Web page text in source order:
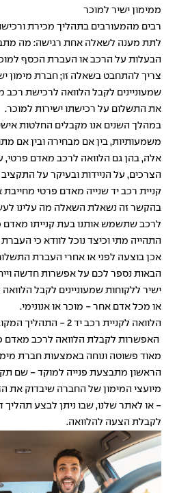
ממימון ישיר למוכר
לתת מענה לשאלה אחת רגישה: מה
הבעלות על הרכב או העברת הכסף
צריך להתחבט בשאלה זו; חברת מימון
שמעוניינים לקבל הלוואה לרכישת
את התשלום על רכישתו ישירות למוכר.
במהלך השנים אנו מקבלים החלטות
משמעותיות, בין אם מבחירה ובין אם
אלה, בהן גם הלוואה לרכב מאדם פרטי,
הצרכים, על הניידות ובעיקר על
קניית רכב יד שנייה מאדם פרטי מחייבת
בהקשר זה נשאלת השאלה מה עלינו
לרכב שתשמש אותנו בעת קנייתו מאדם
התהייה מתי וכיצד נוכל לוודא כי
אכן בוצעה לפני או אחרי העברת
הבאות נספר לכם על אפשרות חדשה
ישיר ללקוחות שמעוניינים לקבל
או מכל אדם אחר - מוכר או אנונימי.
הלוואה לקניית רכב יד 2 - התהליך המקובל
האפשרות לקבלת הלוואה לרכב מאדם
מאוד פשוטה ונוחה באמצעות חברת
הראשון מתבצעת פנייה למוקד - שם
מיועצי המימון של החברה שיבדוק את
- או לאתר שלנו, שבו ניתן לבצע תהליך
לקבלת הצעה להלוואה.